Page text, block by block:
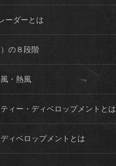
ーダーとは
の８段階
・熱風
ィー・ディベロップメントとは
ィベロップメントとは